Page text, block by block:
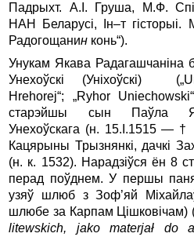
Падрыхт. А.І. Груша, М.Ф.
НАН Беларусі, Ін–т
Радогощанин конь“).
Унукам Якава
Унехоўскі (Уніхоўскі)
Hrehorej“; „Ryhor
старэйшы сын Паўла
Унехоўскага (н. 15.I.1515 — †
Кацярыны Трызнянкі, дачкі
(н. к. 1532). Нара­дзіўся ён 8
перад поўднем. У першы
узяў шлюб з Зоф’яй
шлюбе за Карпам Цішковічам)
litewskich, jako materjał do